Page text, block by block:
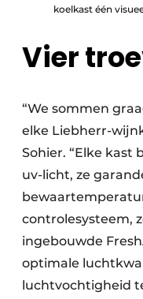
koelkast één
Vier
“We sommen
elke Liebherr-
Sohier. “Elke kast
uv-licht, ze
controlesysteem,
ingebouwde
optimale
luchtvochtigheid